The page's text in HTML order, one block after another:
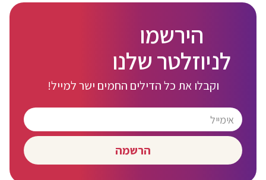
הירשמו
לניוזלטר שלנו
וקבלו את כל הדילים החמים ישר למייל!
הרשמה